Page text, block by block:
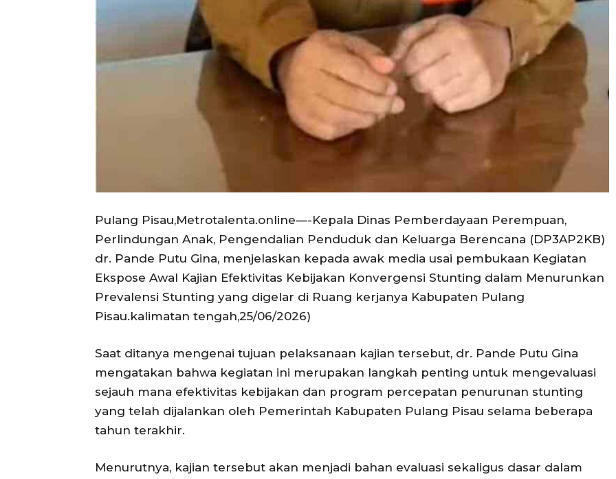
Pulang Pisau,Metrotalenta.online—-Kepala Dinas Pemberdayaan Perempuan,
Perlindungan Anak, Pengendalian Penduduk dan Keluarga Berencana (DP3AP2KB)
dr. Pande Putu Gina, menjelaskan kepada awak media usai pembukaan Kegiatan
Ekspose Awal Kajian Efektivitas Kebijakan Konvergensi Stunting dalam Menurunkan
Prevalensi Stunting yang digelar di Ruang kerjanya Kabupaten Pulang
Pisau.kalimatan tengah,25/06/2026)
Saat ditanya mengenai tujuan pelaksanaan kajian tersebut, dr. Pande Putu Gina
mengatakan bahwa kegiatan ini merupakan langkah penting untuk mengevaluasi
sejauh mana efektivitas kebijakan dan program percepatan penurunan stunting
yang telah dijalankan oleh Pemerintah Kabupaten Pulang Pisau selama beberapa
tahun terakhir.
Menurutnya, kajian tersebut akan menjadi bahan evaluasi sekaligus dasar dalam